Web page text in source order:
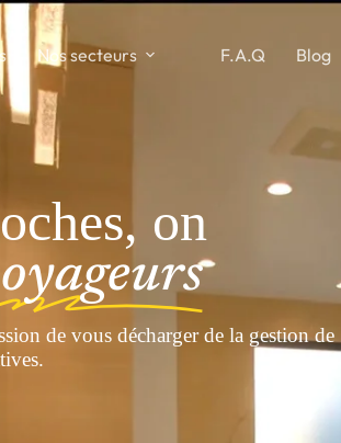
Nos secteurs F.A.Q Blog
on
de vous décharger de la gestion de